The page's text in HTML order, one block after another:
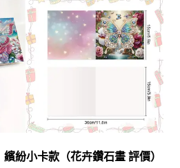
紛小卡款（花卉鑽石畫 評價）